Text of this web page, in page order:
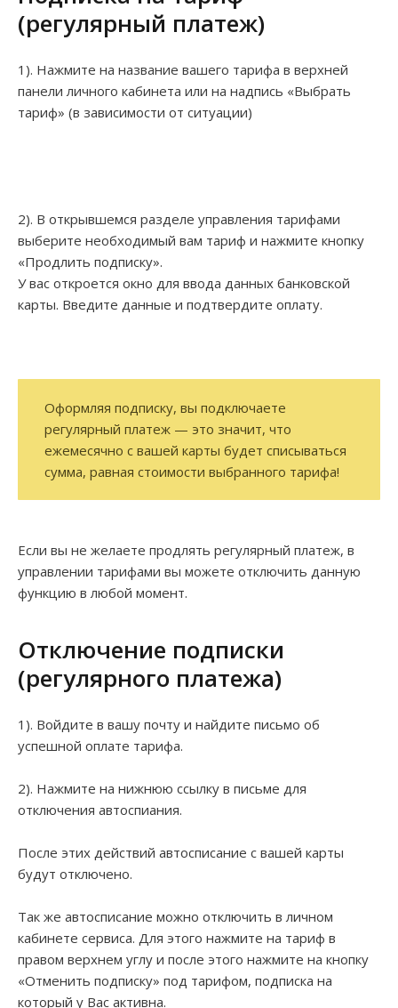
(регулярный платеж)
1). Нажмите на название вашего тарифа в верхней
панели личного кабинета или на надпись «Выбрать
тариф» (в зависимости от ситуации)
2). В открывшемся разделе управления тарифами
выберите необходимый вам тариф и нажмите кнопку
«Продлить подписку».
У вас откроется окно для ввода данных банковской
карты. Введите данные и подтвердите оплату.
Оформляя подписку, вы подключаете
регулярный платеж — это значит, что
ежемесячно с вашей карты будет списываться
сумма, равная стоимости выбранного тарифа!
Если вы не желаете продлять регулярный платеж, в
управлении тарифами вы можете отключить данную
функцию в любой момент.
Отключение подписки
(регулярного платежа)
1). Войдите в вашу почту и найдите письмо об
успешной оплате тарифа.
2). Нажмите на нижнюю ссылку в письме для
отключения автоспиания.
После этих действий автосписание с вашей карты
будут отключено.
Так же автосписание можно отключить в личном
кабинете сервиса. Для этого нажмите на тариф в
правом верхнем углу и после этого нажмите на кнопку
«Отменить подписку» под тарифом, подписка на
который у Вас активна.